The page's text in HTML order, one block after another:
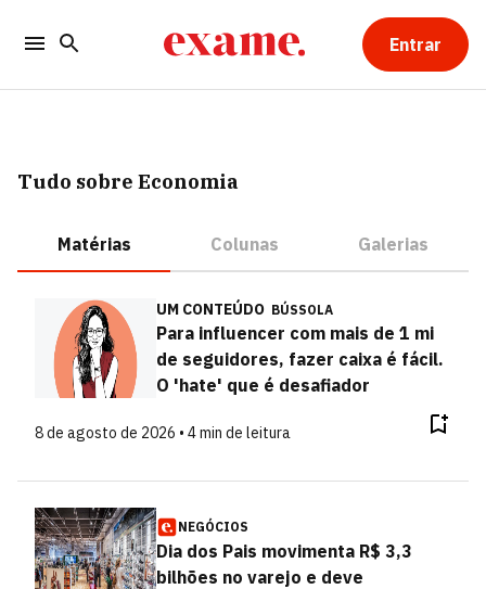
Entrar
Tudo sobre Economia
Matérias Colunas Galerias
UM CONTEÚDO BÚSSOLA
Para influencer com mais de 1 mi
de seguidores, fazer caixa é fácil.
O 'hate' que é desafiador
8 de agosto de 2026 • 4 min de leitura
NEGÓCIOS
Dia dos Pais movimenta R$ 3,3
bilhões no varejo e deve